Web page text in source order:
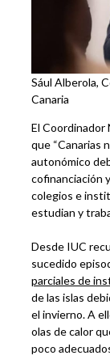
Sául Alberola,
Canaria
El Coordinador
que “Canarias
autonómico
cofinanciación
colegios e
estudian y
Desde IUC
sucedido
parciales de
de las islas
el invierno. A
olas de calor
poco